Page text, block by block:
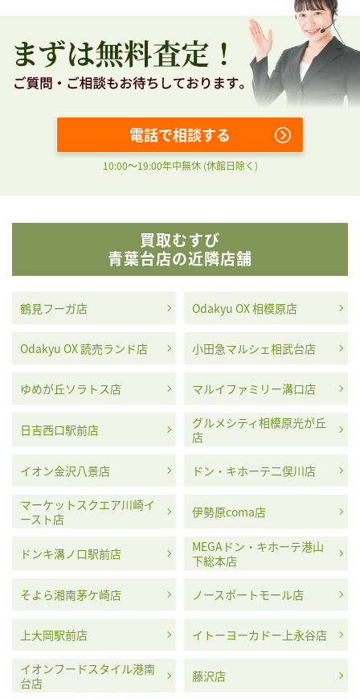
電話で相談する
10:00〜19:00年中無休 (休館日除く)
買取むすび
青葉台店の近隣店舗
鶴見フーガ店 Odakyu OX 相模原店
Odakyu OX 読売ランド店 小田急マルシェ相武台店
ゆめが丘ソラトス店 マルイファミリー溝口店
日吉西口駅前店
グルメシティ相模原光が丘
店
イオン金沢八景店 ドン・キホーテ二俣川店
マーケットスクエア川崎イ
ースト店
伊勢原coma店
ドンキ溝ノ口駅前店
MEGAドン・キホーテ港山
下総本店
そよら湘南茅ケ崎店 ノースポートモール店
上大岡駅前店 イトーヨーカドー上永谷店
イオンフードスタイル港南
台店
藤沢店